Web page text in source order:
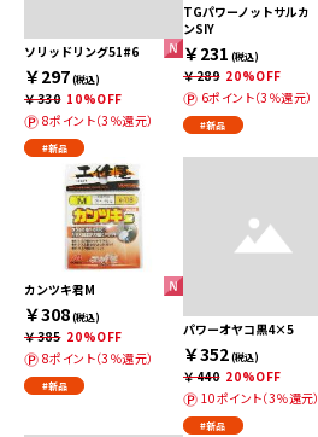
ソリッドリング51#6
￥297(税込)
￥330 10%OFF
8ポイント（3％還元）
#新品
TGパワーノットサルカ
ンSIY
￥231 (税込)
￥289 20%OFF
6ポイント（3％還元）
#新品
カンツキ君M
￥308(税込)
￥385 20%OFF
8ポイント（3％還元）
#新品
パワーオヤコ黒4×5
￥352(税込)
￥440 20%OFF
10ポイント（3％還元）
#新品